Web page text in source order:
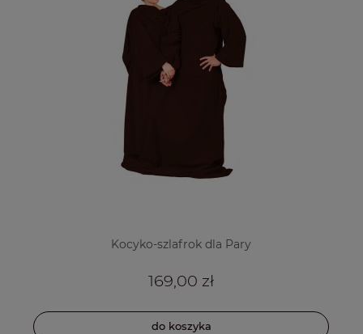
Kocyko-szlafrok dla Pary
169,00 zł
do koszyka